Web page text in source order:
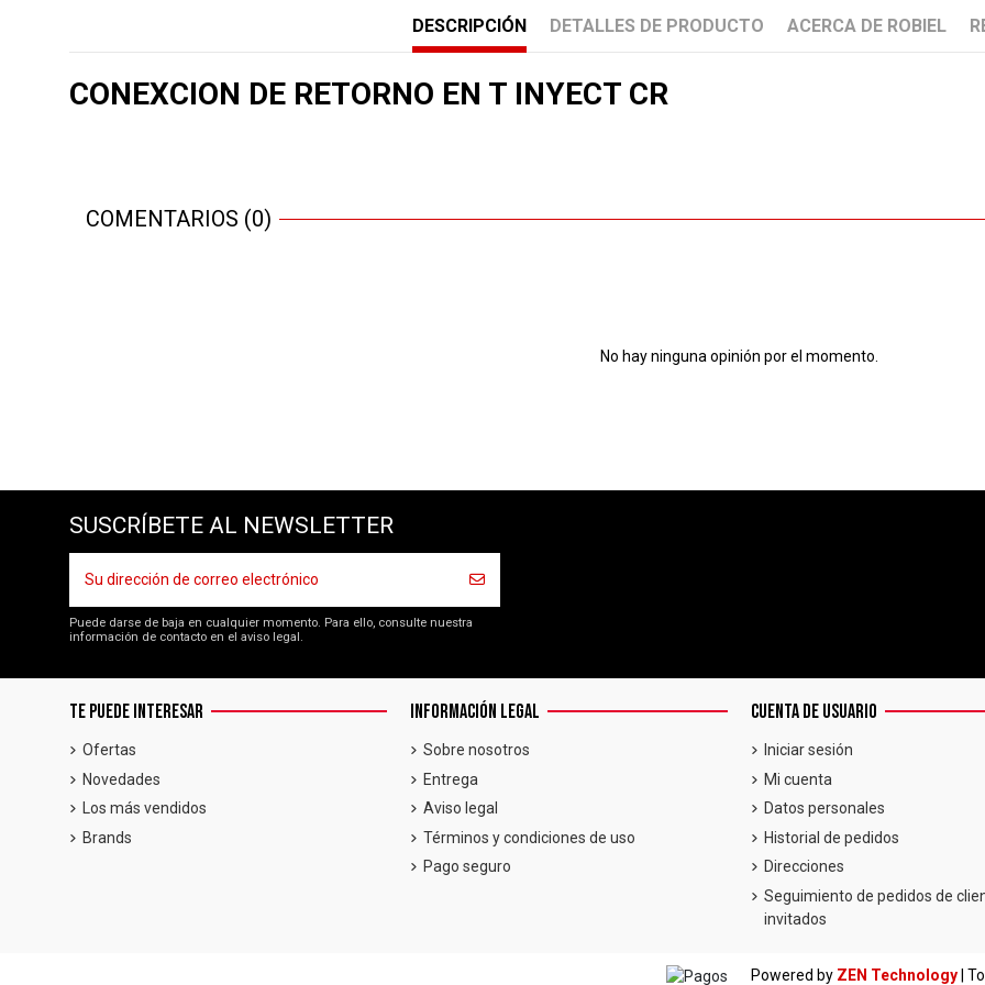
DESCRIPCIÓN DETALLES DE PRODUCTO ACERCA DE ROBIEL
CONEXCION DE RETORNO EN T INYECT CR
COMENTARIOS (0)
No hay ninguna opinión por el momento.
SUSCRÍBETE AL NEWSLETTER
Puede darse de baja en cualquier momento. Para ello, consulte nuestra
información de contacto en el aviso legal.
TE PUEDE INTERESAR
Ofertas
Novedades
Los más vendidos
Brands
INFORMACIÓN LEGAL
Sobre nosotros
Entrega
Aviso legal
Términos y condiciones de uso
Pago seguro
CUENTA DE USUARIO
Iniciar sesión
Mi cuenta
Datos personales
Historial de pedidos
Direcciones
Seguimiento de pedidos de
invitados
Powered by ZEN Technology|